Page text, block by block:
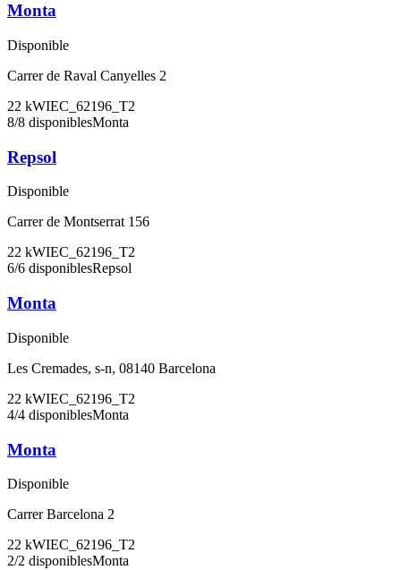
Monta
Disponible
Carrer de Raval Canyelles 2
22 kWIEC_62196_T2
8/8 disponiblesMonta
Repsol
Disponible
Carrer de Montserrat 156
22 kWIEC_62196_T2
6/6 disponiblesRepsol
Monta
Disponible
Les Cremades, s-n, 08140 Barcelona
22 kWIEC_62196_T2
4/4 disponiblesMonta
Monta
Disponible
Carrer Barcelona 2
22 kWIEC_62196_T2
2/2 disponiblesMonta